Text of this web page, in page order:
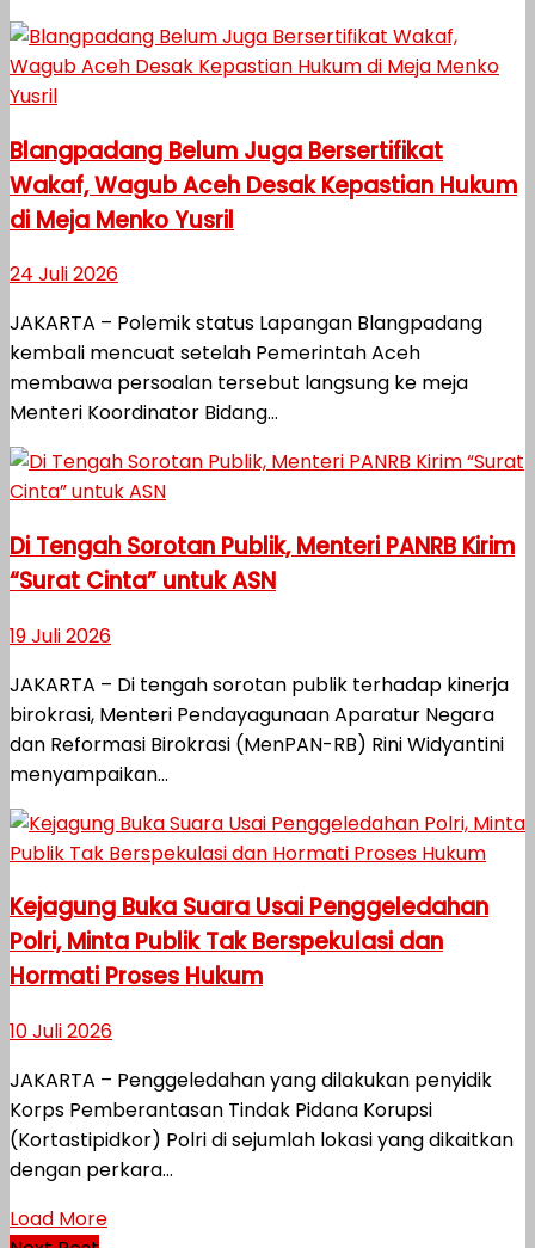
Blangpadang Belum Juga Bersertifikat
Wakaf, Wagub Aceh Desak Kepastian Hukum
di Meja Menko Yusril
24 Juli 2026
JAKARTA – Polemik status Lapangan Blangpadang
kembali mencuat setelah Pemerintah Aceh
membawa persoalan tersebut langsung ke meja
Menteri Koordinator Bidang...
Di Tengah Sorotan Publik, Menteri PANRB Kirim
“Surat Cinta” untuk ASN
19 Juli 2026
JAKARTA – Di tengah sorotan publik terhadap kinerja
birokrasi, Menteri Pendayagunaan Aparatur Negara
dan Reformasi Birokrasi (MenPAN-RB) Rini Widyantini
menyampaikan...
Kejagung Buka Suara Usai Penggeledahan
Polri, Minta Publik Tak Berspekulasi dan
Hormati Proses Hukum
10 Juli 2026
JAKARTA – Penggeledahan yang dilakukan penyidik
Korps Pemberantasan Tindak Pidana Korupsi
(Kortastipidkor) Polri di sejumlah lokasi yang dikaitkan
dengan perkara...
Load More